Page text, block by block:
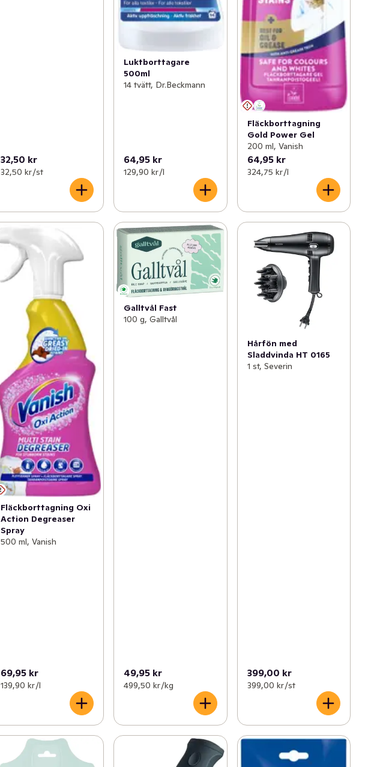
32,50 kr
32,50 kr /st
Luktborttagare
500ml
14 tvätt, Dr.Beckmann
64,95 kr
129,90 kr /l
Fläckborttagning
Gold Power Gel
200 ml, Vanish
64,95 kr
324,75 kr /l
Fläckborttagning Oxi
Action Degreaser
Spray
500 ml, Vanish
69,95 kr
139,90 kr /l
Galltvål Fast
100 g, Galltvål
49,95 kr
499,50 kr /kg
Hårfön med
Sladdvinda HT 0165
1 st, Severin
399,00 kr
399,00 kr /st